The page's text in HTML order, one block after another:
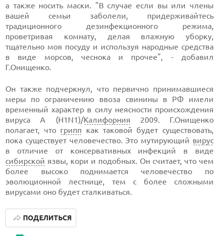
а также носить маски. "В случае если вы или члены
вашей семьи заболели, придерживайтесь
традиционного дезинфекционного режима,
проветривая комнату, делая влажную уборку,
тщательно моя посуду и используя народные средства
в виде морсов, чеснока и прочее", - добавил
Г.Онищенко.
Он также подчеркнул, что первично принимавшиеся
меры по ограничению ввоза свинины в РФ имели
временный характер в силу неясности происхождения
вируса А (H1N1)/Калифорния 2009. Г.Онищенко
полагает, что грипп как таковой будет существовать,
пока существует человечество. Это мутирующий вирус
в отличие от консервативных инфекций в виде
сибирской язвы, кори и подобных. Он считает, что чем
более высоко поднимается человечество по
эволюционной лестнице, тем с более сложными
вирусами оно будет сталкиваться.
ПОДЕЛИТЬСЯ